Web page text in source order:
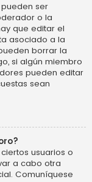
ser
o la
que editar el
asociado a la
borrar la
si algún miembro
pueden editar
sean
usuarios o
a cabo otra
Comuníquese